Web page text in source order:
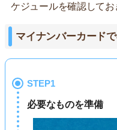
ケジュールを確認してお
マイナンバーカード
STEP1
必要なものを準備